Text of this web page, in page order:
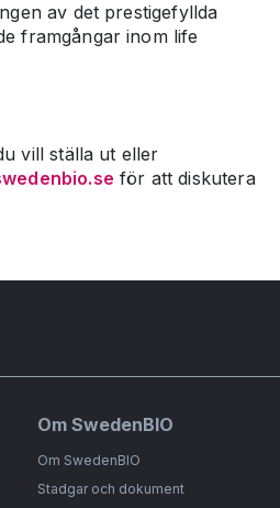
av det prestigefyllda
framgångar inom life
vill ställa ut eller
för att diskutera
Om SwedenBIO
Om SwedenBIO
Stadgar och dokument